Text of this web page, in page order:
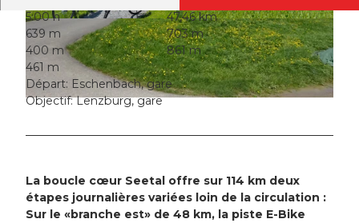
© Seetal Tourismus, herzroute.ch
© Seetal Tourismus, perretfoto.ch, Perret © Seetal Tourismus, perretfoto.ch
5:00 h
47,46 km
639 m
703 m
400 m
861 m
461 m
Départ: Eschenbach, gare
Objectif: Lenzburg, gare
La boucle cœur Seetal offre sur 114 km deux
étapes journalières variées loin de la circulation :
Sur le «branche est» de 48 km, la piste E-Bike